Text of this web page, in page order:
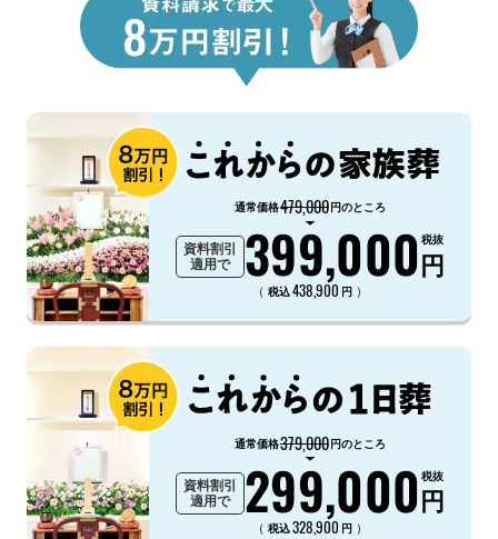
通常価格479,000円のところ
資料割引
適用で
399,000円
税抜
（ 税込438,900 円 ）
通常価格379,000円のところ
資料割引
適用で
299,000円
税抜
（ 税込328,900 円 ）